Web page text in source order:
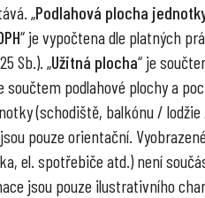
„Podlahová plocha
“ je vypočtena dle platných
Sb.). „Užitná plocha“ je
součtem podlahové plochy a
(schodiště, balkónu / lodžie
pouze orientační.
el. spotřebiče atd.) není
jsou pouze ilustrativního